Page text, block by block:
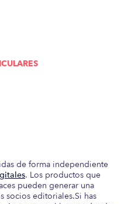
de forma independiente
. Los productos que
pueden generar una
socios editoriales.Si has